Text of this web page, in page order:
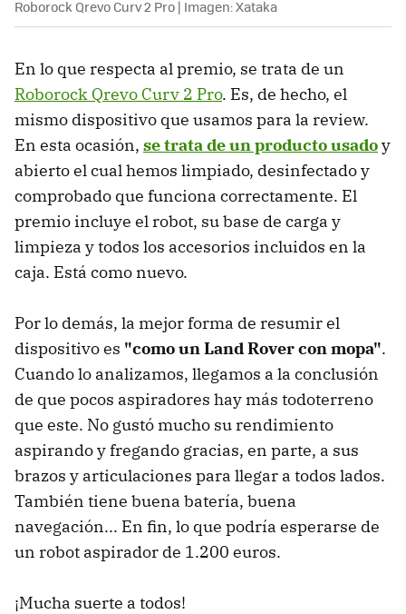
Roborock Qrevo Curv 2 Pro | Imagen: Xataka
En lo que respecta al premio, se trata de un
Roborock Qrevo Curv 2 Pro. Es, de hecho, el
mismo dispositivo que usamos para la review.
En esta ocasión, se trata de un producto usadoy
abierto el cual hemos limpiado, desinfectado y
comprobado que funciona correctamente. El
premio incluye el robot, su base de carga y
limpieza y todos los accesorios incluidos en la
caja. Está como nuevo.
Por lo demás, la mejor forma de resumir el
dispositivo es "como un Land Rover con mopa".
Cuando lo analizamos, llegamos a la conclusión
de que pocos aspiradores hay más todoterreno
que este. No gustó mucho su rendimiento
aspirando y fregando gracias, en parte, a sus
brazos y articulaciones para llegar a todos lados.
También tiene buena batería, buena
navegación... En fin, lo que podría esperarse de
un robot aspirador de 1.200 euros.
¡Mucha suerte a todos!